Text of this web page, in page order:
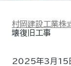
村岡建設工業株
壊復旧工事
2025年3月15